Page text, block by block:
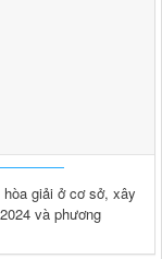
phạm pháp
vị sự nghiệp
2026
giải ở cơ sở, xây
và phương